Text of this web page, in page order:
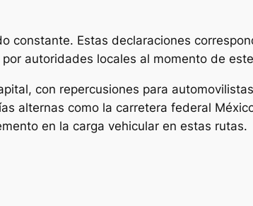
constante. Estas declaraciones
autoridades locales al momento de
con repercusiones para
alternas como la carretera federal
en la carga vehicular en estas rutas.